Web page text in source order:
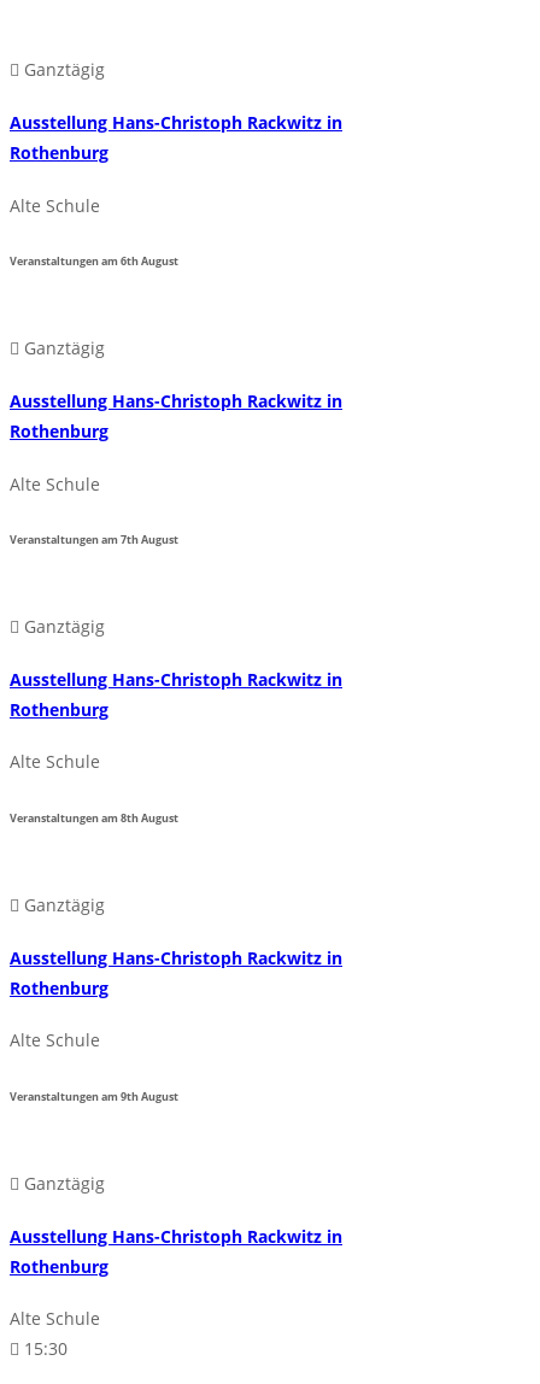
Ganztägig
Ausstellung Hans-Christoph Rackwitz in
Rothenburg
Alte Schule
Veranstaltungen am6thAugust
Ganztägig
Ausstellung Hans-Christoph Rackwitz in
Rothenburg
Alte Schule
Veranstaltungen am7thAugust
Ganztägig
Ausstellung Hans-Christoph Rackwitz in
Rothenburg
Alte Schule
Veranstaltungen am8thAugust
Ganztägig
Ausstellung Hans-Christoph Rackwitz in
Rothenburg
Alte Schule
Veranstaltungen am9thAugust
Ganztägig
Ausstellung Hans-Christoph Rackwitz in
Rothenburg
Alte Schule
15:30